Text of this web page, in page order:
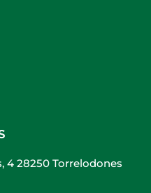
4 28250 Torrelodones